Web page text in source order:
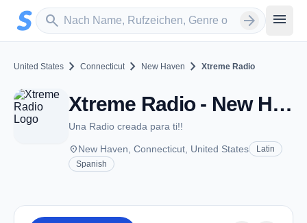
Zum Hauptinhalt springen
search
Sender suchen arrow_forward menu
United States chevron_right Connecticut chevron_right New Haven chevron_right Xtreme Radio
Xtreme Radio - New Haven, CT
Una Radio creada para ti!!
placeNew Haven, Connecticut, United States
Latin
Spanish